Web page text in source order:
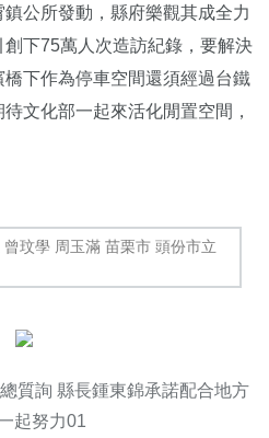
公所發動，縣府樂觀其成全力
下75萬人次造訪紀錄，要解決
下作為停車空間還須經過台鐵
文化部一起來活化閒置空間，
玟學 周玉滿 苗栗市 頭份市立
質詢 縣長鍾東錦承諾配合地方
起努力01